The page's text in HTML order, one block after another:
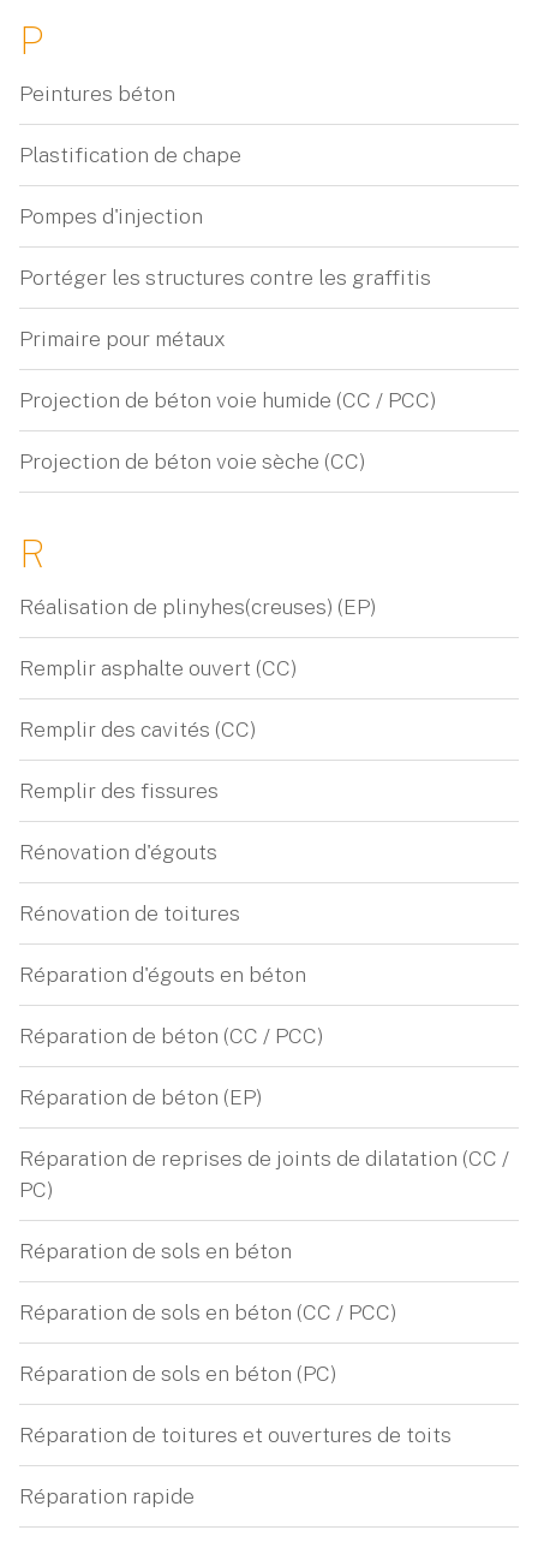
P
Peintures béton
Plastification de chape
Pompes d'injection
Portéger les structures contre les graffitis
Primaire pour métaux
Projection de béton voie humide (CC / PCC)
Projection de béton voie sèche (CC)
R
Réalisation de plinyhes(creuses) (EP)
Remplir asphalte ouvert (CC)
Remplir des cavités (CC)
Remplir des fissures
Rénovation d'égouts
Rénovation de toitures
Réparation d'égouts en béton
Réparation de béton (CC / PCC)
Réparation de béton (EP)
Réparation de reprises de joints de dilatation (CC /
PC)
Réparation de sols en béton
Réparation de sols en béton (CC / PCC)
Réparation de sols en béton (PC)
Réparation de toitures et ouvertures de toits
Réparation rapide